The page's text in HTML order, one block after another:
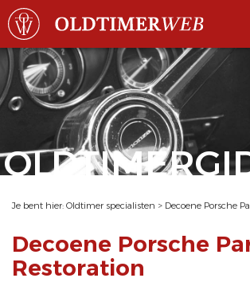
Je bent hier: Oldtimer specialisten > Decoene Porsche
Decoene Porsche
Restoration